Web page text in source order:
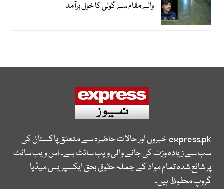
والے مقام سے گولی کا خول برآمد
express.pkخبروں اور حالات حاضرہ سے متعلق پاکستان کی
سب سے زیادہ وزٹ کی جانے والی ویب سائٹ ہے۔ اس ویب سائٹ
پر شائع شدہ تمام مواد کے جملہ حقوق بحق ایکسپریس میڈیا
گروپ محفوظ ہیں۔